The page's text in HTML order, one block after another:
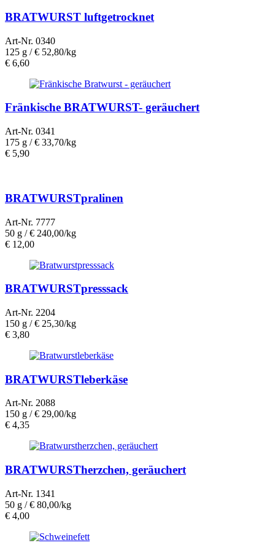
BRATWURST luftgetrocknet
Art-Nr. 0340
125 g /€ 52,80/kg
€ 6,60
Fränkische BRATWURST- geräuchert
Art-Nr. 0341
175 g /€ 33,70/kg
€ 5,90
BRATWURSTpralinen
Art-Nr. 7777
50 g /€ 240,00/kg
€ 12,00
BRATWURSTpresssack
Art-Nr. 2204
150 g /€ 25,30/kg
€ 3,80
BRATWURSTleberkäse
Art-Nr. 2088
150 g /€ 29,00/kg
€ 4,35
BRATWURSTherzchen, geräuchert
Art-Nr. 1341
50 g /€ 80,00/kg
€ 4,00